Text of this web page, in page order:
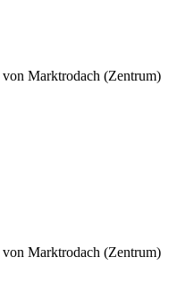
von Marktrodach (Zentrum)
von Marktrodach (Zentrum)